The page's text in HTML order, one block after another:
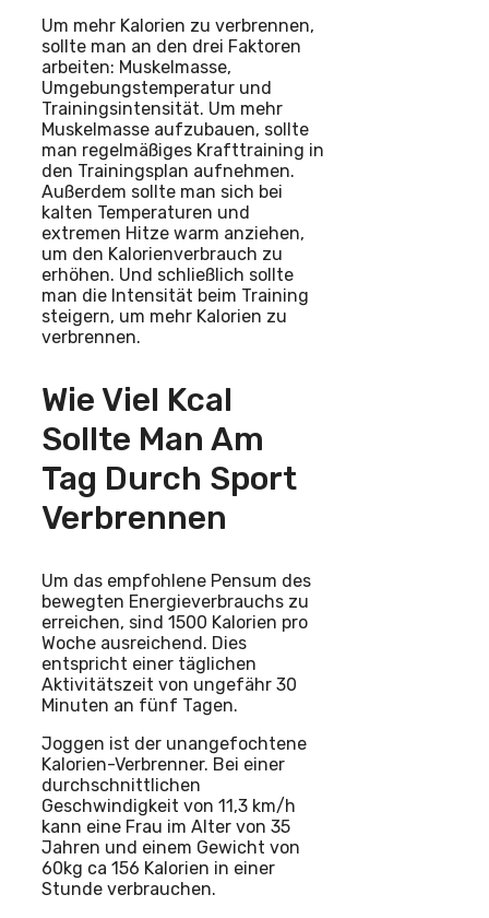
Um mehr Kalorien zu verbrennen,
sollte man an den drei Faktoren
arbeiten: Muskelmasse,
Umgebungstemperatur und
Trainingsintensität. Um mehr
Muskelmasse aufzubauen, sollte
man regelmäßiges Krafttraining in
den Trainingsplan aufnehmen.
Außerdem sollte man sich bei
kalten Temperaturen und
extremen Hitze warm anziehen,
um den Kalorienverbrauch zu
erhöhen. Und schließlich sollte
man die Intensität beim Training
steigern, um mehr Kalorien zu
verbrennen.
Wie Viel Kcal
Sollte Man Am
Tag Durch Sport
Verbrennen
Um das empfohlene Pensum des
bewegten Energieverbrauchs zu
erreichen, sind 1500 Kalorien pro
Woche ausreichend. Dies
entspricht einer täglichen
Aktivitätszeit von ungefähr 30
Minuten an fünf Tagen.
Joggen ist der unangefochtene
Kalorien-Verbrenner. Bei einer
durchschnittlichen
Geschwindigkeit von 11,3 km/h
kann eine Frau im Alter von 35
Jahren und einem Gewicht von
60kg ca 156 Kalorien in einer
Stunde verbrauchen.